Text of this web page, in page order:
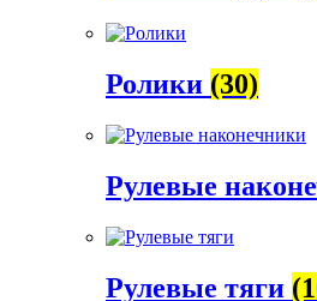
Ролики (30)
Рулевые
Рулевые тяги